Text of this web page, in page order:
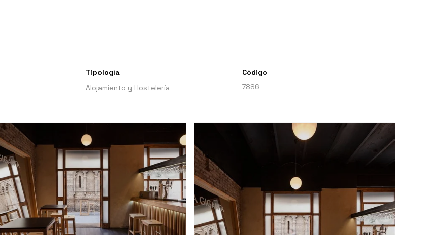
Tipología
Alojamiento y Hostelería
Código
7886